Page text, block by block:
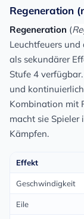
Regeneration
Regeneration (
Leuchtfeuers
als sekundärer
Stufe 4
und
Kombination mit
macht sie Spieler
Kämpfen.
Effekt
Geschwindigkeit
Eile